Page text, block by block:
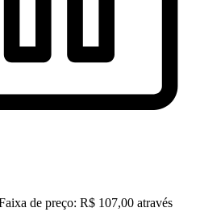
de preço: R$ 107,00 através